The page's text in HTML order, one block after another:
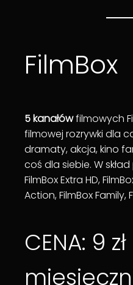
FilmBox
5 kanałówfilmowych
filmowej rozrywki dla
dramaty, akcja, kino
coś dla siebie. W
FilmBox Extra HD,
Action, FilmBox Family,
CENA: 9 zł